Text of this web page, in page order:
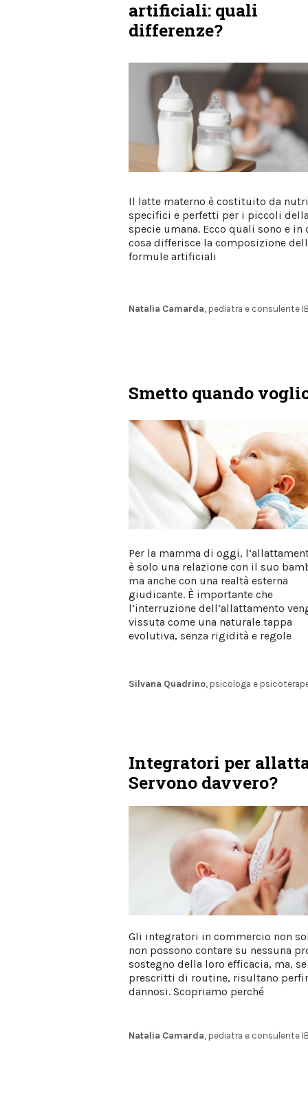
artificiali: quali
differenze?
Natalia Camarda, pediatra e consulente
Il latte materno è costituito da
specifici e perfetti per i piccoli
specie umana. Ecco quali sono e in
cosa differisce la composizione
formule artificiali
Smetto quando
Silvana Quadrino , psicologa e
Per la mamma di oggi,
è solo una relazione con il suo
ma anche con una realtà esterna
giudicante. È importante che
l’interruzione dell’allattamento
vissuta come una naturale tappa
evolutiva, senza rigidità e regole
Integratori per
Servono davvero?
Natalia Camarda , pediatra e consulente
Gli integratori in commercio non
non possono contare su nessuna
sostegno della loro efficacia, ma, se
prescritti di routine, risultano
dannosi. Scopriamo perché